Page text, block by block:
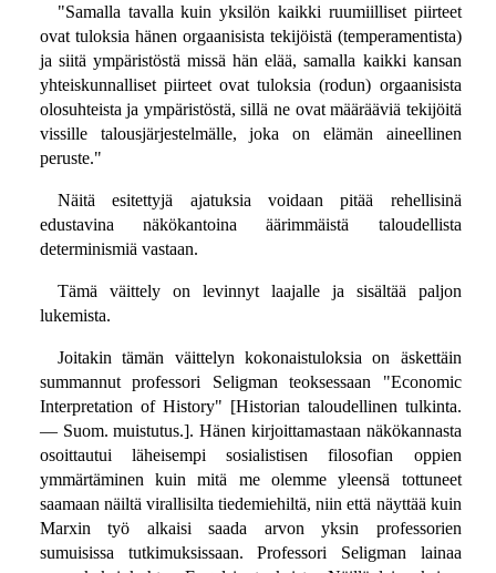
"Samalla tavalla kuin yksilön kaikki ruumiilliset piirteet
ovat tuloksia hänen orgaanisista tekijöistä (temperamentista)
ja siitä ympäristöstä missä hän elää, samalla kaikki kansan
yhteiskunnalliset piirteet ovat tuloksia (rodun) orgaanisista
olosuhteista ja ympäristöstä, sillä ne ovat määrääviä tekijöitä
vissille talousjärjestelmälle, joka on elämän aineellinen
peruste."
Näitä esitettyjä ajatuksia voidaan pitää rehellisinä
edustavina näkökantoina äärimmäistä taloudellista
determinismiä vastaan.
Tämä väittely on levinnyt laajalle ja sisältää paljon
lukemista.
Joitakin tämän väittelyn kokonaistuloksia on äskettäin
summannut professori Seligman teoksessaan "Economic
Interpretation of History" [Historian taloudellinen tulkinta.
— Suom. muistutus.]. Hänen kirjoittamastaan näkökannasta
osoittautui läheisempi sosialistisen filosofian oppien
ymmärtäminen kuin mitä me olemme yleensä tottuneet
saamaan näiltä virallisilta tiedemiehiltä, niin että näyttää kuin
Marxin työ alkaisi saada arvon yksin professorien
sumuisissa tutkimuksissaan. Professori Seligman lainaa